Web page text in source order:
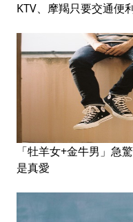
KTV、摩羯只要交通便
「牡羊女+金牛男」
是真愛